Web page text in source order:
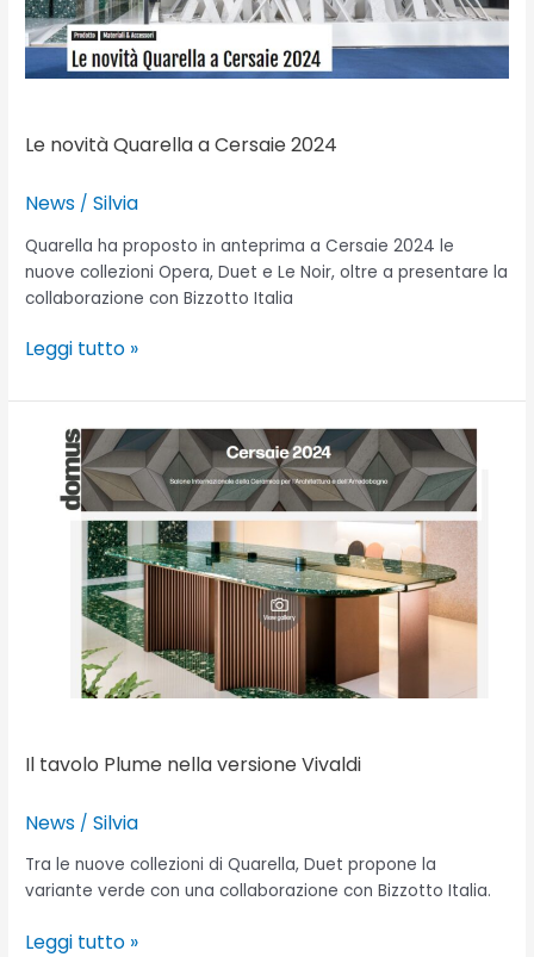
Le novità Quarella a Cersaie 2024
News /Silvia
Quarella ha proposto in anteprima a Cersaie 2024 le
nuove collezioni Opera, Duet e Le Noir, oltre a presentare la
collaborazione con Bizzotto Italia
Leggi tutto »
Il tavolo Plume nella versione Vivaldi
News /Silvia
Tra le nuove collezioni di Quarella, Duet propone la
variante verde con una collaborazione con Bizzotto Italia.
tavolo
Plume
nella
versione
Leggi tutto »